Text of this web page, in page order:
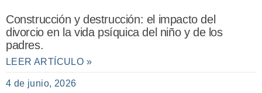
Construcción y destrucción: el impacto del
divorcio en la vida psíquica del niño y de los
padres.
LEER ARTÍCULO »
4 de junio, 2026